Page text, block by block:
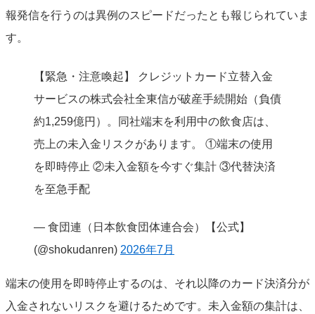
報発信を行うのは異例のスピードだったとも報じられていま
す。
【緊急・注意喚起】 クレジットカード立替入金
サービスの株式会社全東信が破産手続開始（負債
約1,259億円）。同社端末を利用中の飲食店は、
売上の未入金リスクがあります。 ①端末の使用
を即時停止 ②未入金額を今すぐ集計 ③代替決済
を至急手配
— 食団連（日本飲食団体連合会）【公式】
(@shokudanren) 2026年7月
端末の使用を即時停止するのは、それ以降のカード決済分が
入金されないリスクを避けるためです。未入金額の集計は、